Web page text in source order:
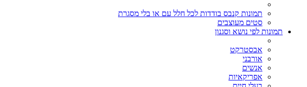
תמונות קנבס בודדות לכל חלל עם או בלי מסגרת
סטים מעוצבים
תמונות לפי נושא וסגנון
אבסטרקט
אורבני
אנשים
אפריקאיות